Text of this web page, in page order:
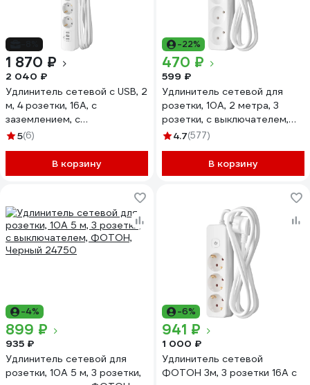
1 870 ₽
2 040 ₽
Удлинитель сетевой с USB, 2
м, 4 розетки, 16А, с
заземлением, с
выключателем, USB-A 3, 4A,
5(6)
В корзину
-22%
470 ₽
599 ₽
Удлинитель сетевой для
розетки, 10А, 2 метра, 3
розетки, с выключателем,
ФОТОН, белый 24745
4.7(577)
В корзину
-4%
899 ₽
935 ₽
Удлинитель сетевой для
розетки, 10А 5 м, 3 розетки,
-6%
941 ₽
1 000 ₽
Удлинитель сетевой
ФОТОН 3м, 3 розетки 16А с